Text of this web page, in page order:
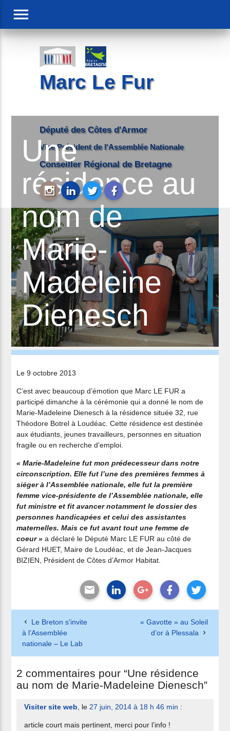
Marc Le Fur
Député des Côtes d'Armor
Vice Président de l'Assemblée Nationale
Conseiller Régional de Bretagne
menu
Une
résidence au
nom de
Marie-
Madeleine
Dienesch
Le 9 octobre 2013
C’est avec beaucoup d’émotion que Marc LE FUR a
participé dimanche à la cérémonie qui a donné le nom de
Marie-Madeleine Dienesch à la résidence située 32, rue
Théodore Botrel à Loudéac. Cette résidence est destinée
aux étudiants, jeunes travailleurs, personnes en situation
fragile ou en recherche d’emploi.
« Marie-Madeleine fut mon prédecesseur dans notre
circonscription. Elle fut l’une des premières femmes à
siéger à l’Assemblée nationale, elle fut la première
femme vice-présidente de l’Assemblée nationale, elle
fut ministre et fit avancer notamment le dossier des
personnes handicapées et celui des assistantes
maternelles. Mais ce fut avant tout une femme de
coeur » a déclaré le Député Marc LE FUR au côté de
Gérard HUET, Maire de Loudéac, et de Jean-Jacques
BIZIEN, Président de Côtes d’Armor Habitat.
Le Breton s’invite
à l’Assemblée
nationale – Le Lab
« Gavotte » au Soleil
d’or à Plessala
2 commentaires pour “Une résidence
au nom de Marie-Madeleine Dienesch”
Visiter site web , le 27 juin, 2014 à 18 h 46 min :
article court mais pertinent, merci pour l’info !